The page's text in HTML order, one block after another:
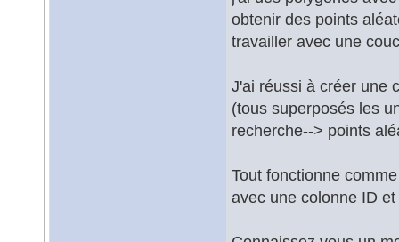
obtenir des points
travailler avec une
J'ai réussi à créer une
(tous superposés les
recherche--> points
Tout fonctionne
avec une colonne ID